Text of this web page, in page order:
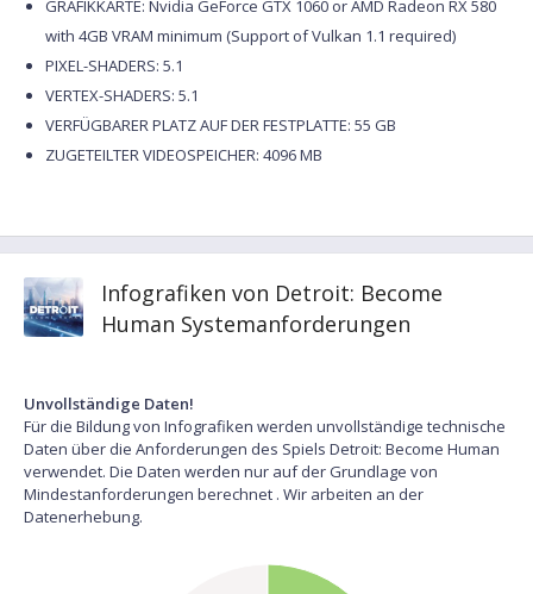
GRAFIKKARTE: Nvidia GeForce GTX 1060 or AMD Radeon RX 580
with 4GB VRAM minimum (Support of Vulkan 1.1 required)
PIXEL-SHADERS: 5.1
VERTEX-SHADERS: 5.1
VERFÜGBARER PLATZ AUF DER FESTPLATTE: 55 GB
ZUGETEILTER VIDEOSPEICHER: 4096 MB
Infografiken von Detroit: Become
Human Systemanforderungen
Unvollständige Daten!
Für die Bildung von Infografiken werden unvollständige technische
Daten über die Anforderungen des Spiels Detroit: Become Human
verwendet. Die Daten werden nur auf der Grundlage von
Mindestanforderungen berechnet . Wir arbeiten an der
Datenerhebung.